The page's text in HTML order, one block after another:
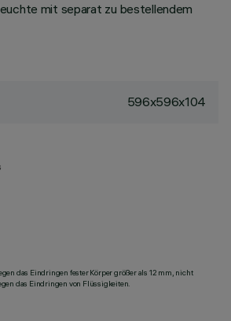
mit separat zu bestellendem
596x596x104
das Eindringen fester Körper größer als 12 mm, nicht
das Eindringen von Flüssigkeiten.